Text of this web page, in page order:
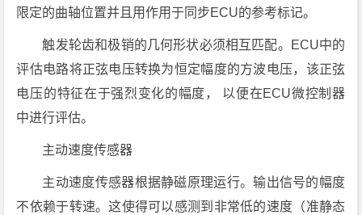
限定的曲轴位置并且用作用于同步ECU的参考标记。
触发轮齿和极销的几何形状必须相互匹配。ECU中的
评估电路将正弦电压转换为恒定幅度的方波电压，该正弦
电压的特征在于强烈变化的幅度， 以便在ECU微控制器
中进行评估。
主动速度传感器
主动速度传感器根据静磁原理运行。输出信号的幅度
不依赖于转速。这使得可以感测到非常低的速度（准静态